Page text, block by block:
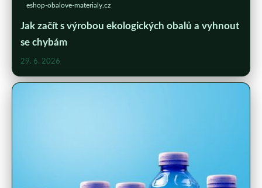
eshop-obalove-materialy.cz
Jak začít s výrobou ekologických obalů a vyhnout
se chybám
29. 6. 2026